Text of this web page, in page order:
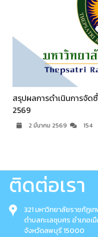
สรุปผลการดำเนินการจัดซื้
2569
2 มีนาคม 2569 154
ติดต่อเรา
321 มหาวิทยาลัยราชภัฏเ
ตำบลทะเลชุบศร อำเภอเ
จังหวัดลพบุรี 15000